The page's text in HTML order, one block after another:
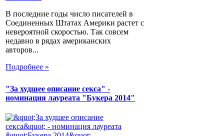
В последние годы число писателей в
Соединенных Штатах Америки растет с
невероятной скоростью. Так совсем
недавно в рядах американских
авторов...
Подробнее »
"За худшее описание секса" -
номинация лауреата "Букера 2014"